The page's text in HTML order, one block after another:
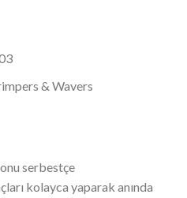
& Wavers
serbestçe
kolayca yaparak anında